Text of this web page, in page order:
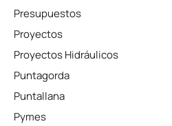
Presupuestos
Proyectos
Proyectos Hidráulicos
Puntagorda
Puntallana
Pymes